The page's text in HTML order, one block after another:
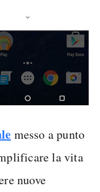
messo a punto
la vita
nuove